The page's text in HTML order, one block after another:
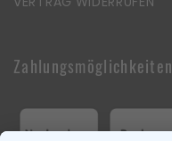
Zahlungsmöglichkeiten